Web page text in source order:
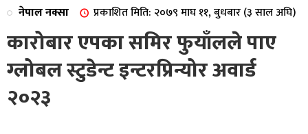
नेपाल नक्सा प्रकाशित मिति: २०७९ माघ ११, बुधबार (३ साल अघि)
कारोबार एपका समिर फुयाँलले पाए
ग्लोबल स्टुडेन्ट इन्टरप्रिन्योर अवार्ड
२०२३